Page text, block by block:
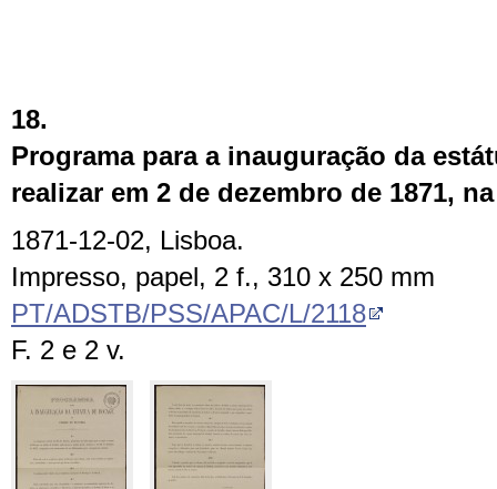
18.
Programa para a inauguração da
realizar em 2 de dezembro de 1871,
1871-12-02, Lisboa.
Impresso, papel, 2 f., 310 x 250 mm
PT/ADSTB/PSS/APAC/L/2118
F. 2 e 2 v.